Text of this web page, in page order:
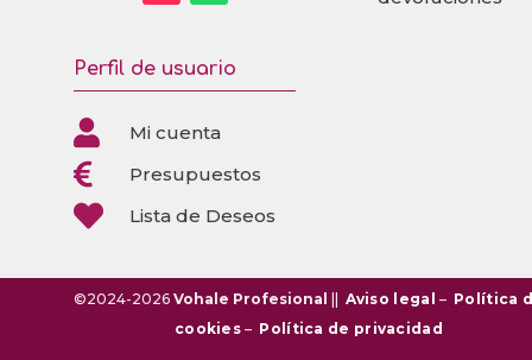
Perfil de usuario
 Mi cuenta
 Presupuestos
 Lista de Deseos
©2024-2026 Vohale Profesional Aviso legal – Política
cookies– Política de privacidad